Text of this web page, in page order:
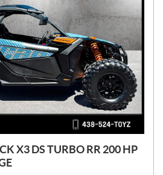
X3 DS TURBO RR 200 HP